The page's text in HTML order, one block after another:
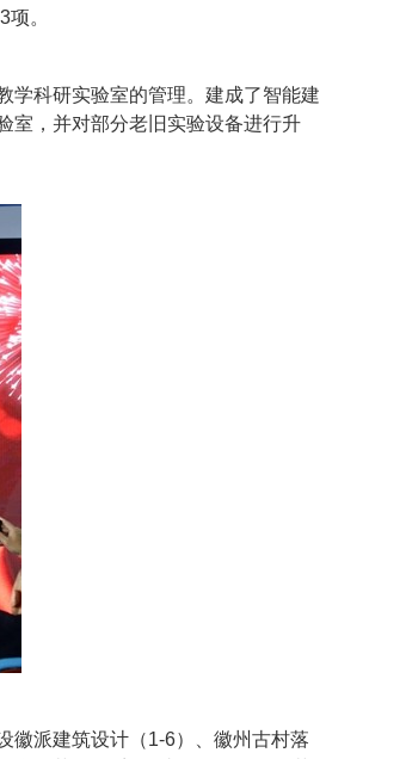
3项。
学科研实验室的管理。建成了智能建
室，并对部分老旧实验设备进行升
徽派建筑设计（1-6）、徽州古村落